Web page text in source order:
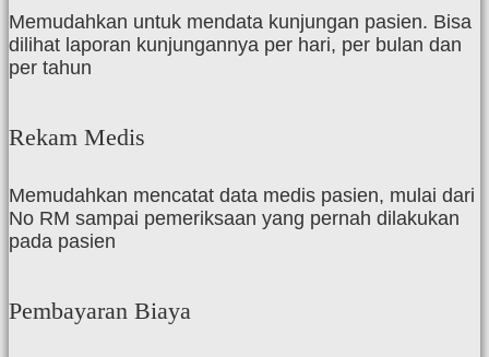
Memudahkan untuk mendata kunjungan pasien. Bisa
dilihat laporan kunjungannya per hari, per bulan dan
per tahun
Rekam Medis
Memudahkan mencatat data medis pasien, mulai dari
No RM sampai pemeriksaan yang pernah dilakukan
pada pasien
Pembayaran Biaya